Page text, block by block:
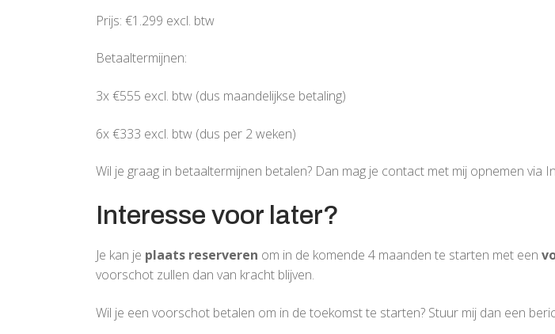
Prijs: €1.299 excl. btw
Betaaltermijnen:
3x €555 excl. btw (dus maandelijkse betaling)
6x €333 excl. btw (dus per 2 weken)
Wil je graag in betaaltermijnen betalen? Dan mag je contact met mij opnemen via
Interesse voor later?
Je kan je plaats reserveren om in de komende 4 maanden te starten met een
voorschot zullen dan van kracht blijven.
Wil je een voorschot betalen om in de toekomst te starten? Stuur mij dan een